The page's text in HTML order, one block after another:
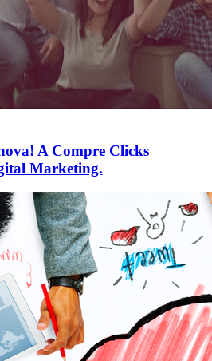
A Compre Clicks
Marketing.